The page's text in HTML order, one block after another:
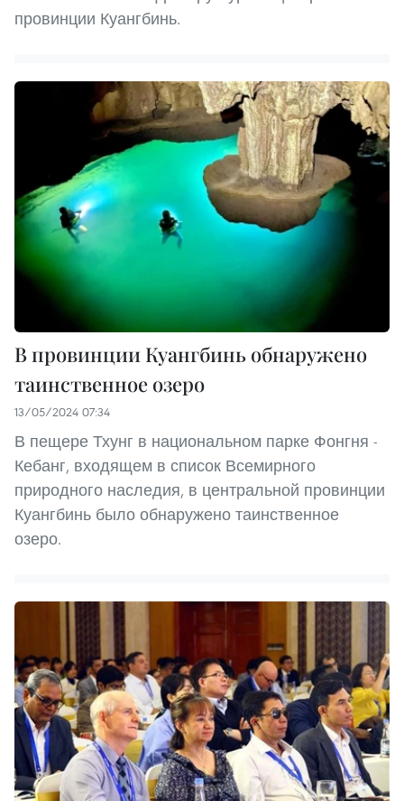
провинции Куангбинь.
В провинции Куангбинь обнаружено
таинственное озеро
13/05/2024 07:34
В пещере Тхунг в национальном парке Фонгня -
Кебанг, входящем в список Всемирного
природного наследия, в центральной провинции
Куангбинь было обнаружено таинственное
озеро.